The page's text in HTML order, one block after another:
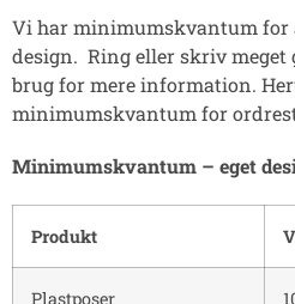
Vi har minimumskvantum for
design. Ring eller skriv meget
brug for mere information.
minimumskvantum for
Minimumskvantum – eget
Produkt
Plastposer